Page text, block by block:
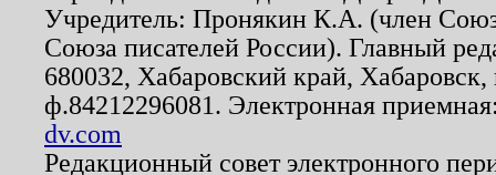
Учредитель: Пронякин К.А. (член
Союза писателей России). Главный
680032, Хабаровский край,
ф.84212296081. Электронная
dv.com
Редакционный совет электронного